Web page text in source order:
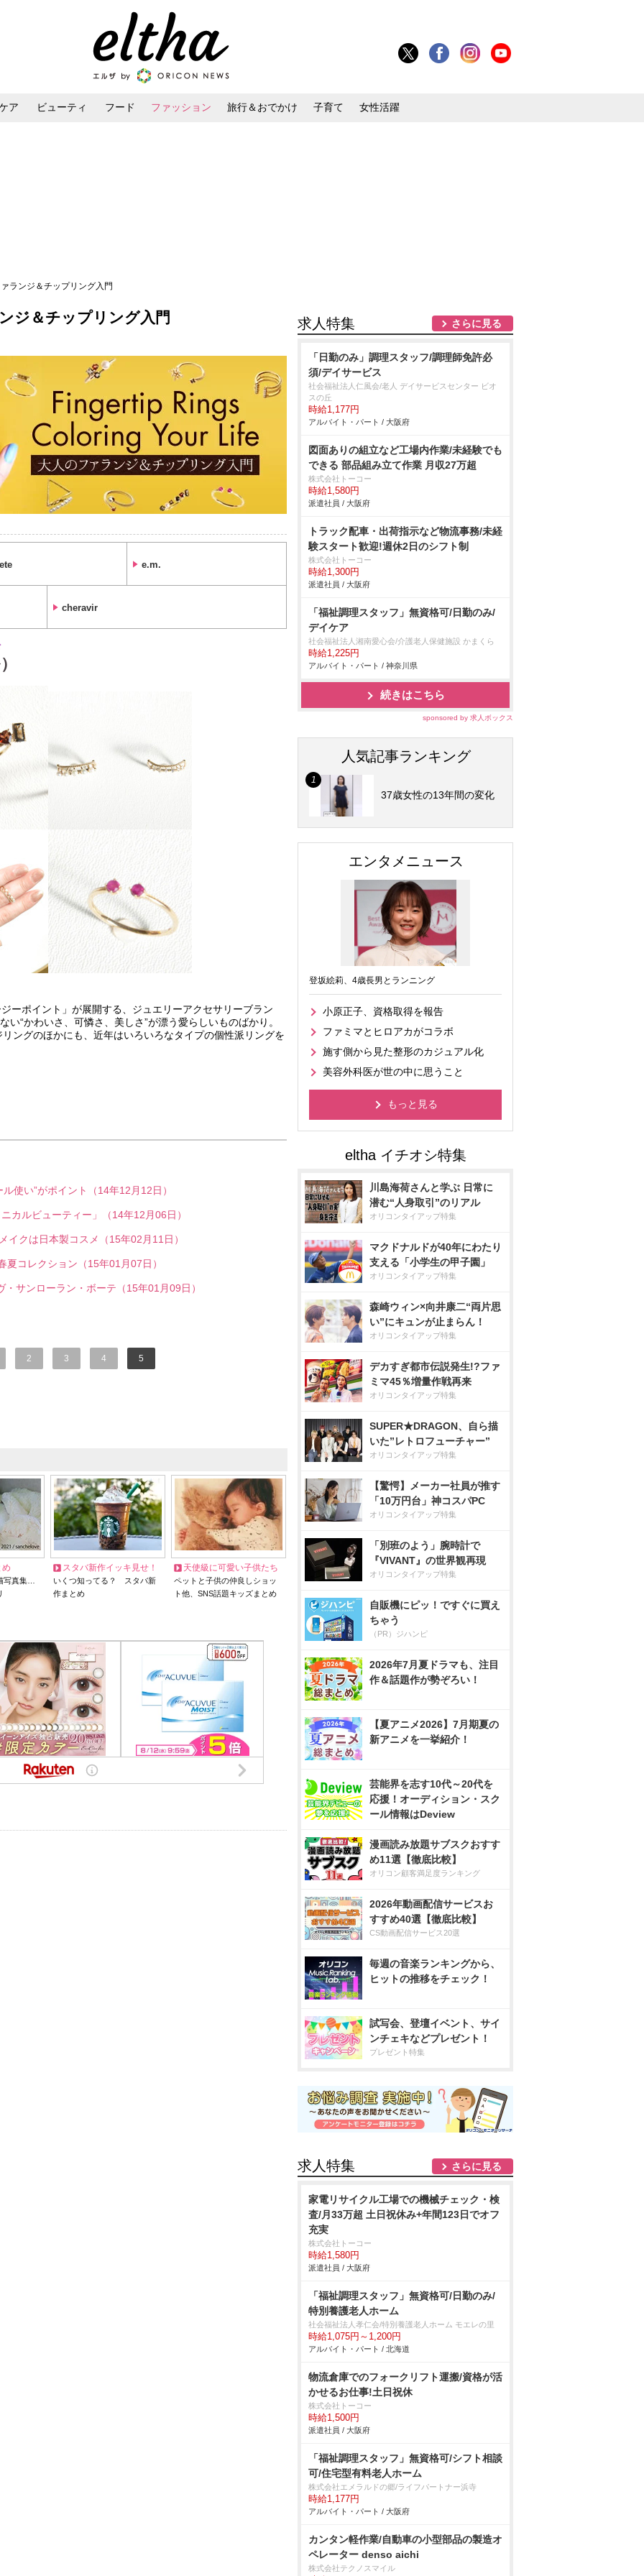
ア ビューティ フード ファッション 旅行＆おでかけ 子育て 女性活躍
ランジ＆チップリング入門
ジ＆チップリング入門
e.m.
cheravir
ポイント」が展開する、ジュエリーアクセサリーブラン
“かわいさ、可憐さ、美しさ”が漂う愛らしいものばかり。
ングのほかにも、近年はいろいろなタイプの個性派リングを
使い”がポイント（14年12月12日）
カルビューティー」（14年12月06日）
イクは日本製コスメ（15年02月11日）
夏コレクション（15年01月07日）
サンローラン・ボーテ（15年01月09日）
2 3 4 5
め
写真集…
スタバ新作イッキ見せ！
いくつ知ってる？ スタバ新
作まとめ
天使級に可愛い子供たち
ペットと子供の仲良しショッ
ト他、SNS話題キッズまとめ
求人特集 さらに見る
「日勤のみ」調理スタッフ/調理師免許必
須/デイサービス
社会福祉法人仁風会/老人 デイサービスセンター ビオ
スの丘
時給1,177円
アルバイト・パート / 大阪府
図面ありの組立など工場内作業/未経験でも
できる 部品組み立て作業 月収27万超
株式会社トーコー
時給1,580円
派遣社員 / 大阪府
トラック配車・出荷指示など物流事務/未経
験スタート歓迎!週休2日のシフト制
株式会社トーコー
時給1,300円
派遣社員 / 大阪府
「福祉調理スタッフ」無資格可/日勤のみ/
デイケア
社会福祉法人湘南愛心会/介護老人保健施設 かまくら
時給1,225円
アルバイト・パート / 神奈川県
続きはこちら
sponsored by 求人ボックス
人気記事ランキング
37歳女性の13年間の変化
エンタメニュース
登坂絵莉、4歳長男とランニング
小原正子、資格取得を報告
ファミマとヒロアカがコラボ
施す側から見た整形のカジュアル化
美容外科医が世の中に思うこと
もっと見る
川島海荷さんと学ぶ 日常に
潜む“人身取引”のリアル
オリコンタイアップ特集
マクドナルドが40年にわたり
支える「小学生の甲子園」
オリコンタイアップ特集
森崎ウィン×向井康二“両片思
い”にキュンが止まらん！
オリコンタイアップ特集
デカすぎ都市伝説発生!?ファ
ミマ45％増量作戦再来
オリコンタイアップ特集
SUPER★DRAGON、自ら描
いた”レトロフューチャー”
オリコンタイアップ特集
【驚愕】メーカー社員が推す
「10万円台」神コスパPC
オリコンタイアップ特集
「別班のよう」腕時計で
『VIVANT』の世界観再現
オリコンタイアップ特集
自販機にピッ！ですぐに買え
ちゃう
（PR）ジハンピ
2026年7月夏ドラマも、注目
作＆話題作が勢ぞろい！
【夏アニメ2026】7月期夏の
新アニメを一挙紹介！
芸能界を志す10代～20代を
応援！オーディション・スク
ール情報はDeview
漫画読み放題サブスクおすす
め11選【徹底比較】
オリコン顧客満足度ランキング
2026年動画配信サービスお
すすめ40選【徹底比較】
CS動画配信サービス20選
毎週の音楽ランキングから、
ヒットの推移をチェック！
試写会、登壇イベント、サイ
ンチェキなどプレゼント！
プレゼント特集
求人特集 さらに見る
家電リサイクル工場での機械チェック・検
査/月33万超 土日祝休み+年間123日でオフ
充実
株式会社トーコー
時給1,580円
派遣社員 / 大阪府
「福祉調理スタッフ」無資格可/日勤のみ/
特別養護老人ホーム
社会福祉法人孝仁会/特別養護老人ホーム モエレの里
時給1,075円～1,200円
アルバイト・パート / 北海道
物流倉庫でのフォークリフト運搬/資格が活
かせるお仕事!土日祝休
株式会社トーコー
時給1,500円
派遣社員 / 大阪府
「福祉調理スタッフ」無資格可/シフト相談
可/住宅型有料老人ホーム
株式会社エメラルドの郷/ライフパートナー浜寺
時給1,177円
アルバイト・パート / 大阪府
カンタン軽作業/自動車の小型部品の製造オ
ペレーター denso aichi
株式会社テクノスマイル